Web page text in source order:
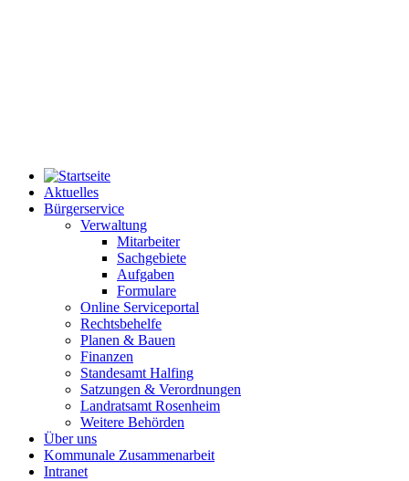
Aktuelles
Bürgerservice
Verwaltung
Mitarbeiter
Sachgebiete
Aufgaben
Formulare
Online Serviceportal
Rechtsbehelfe
Planen & Bauen
Finanzen
Standesamt Halfing
Satzungen & Verordnungen
Landratsamt Rosenheim
Weitere Behörden
Über uns
Kommunale Zusammenarbeit
Intranet